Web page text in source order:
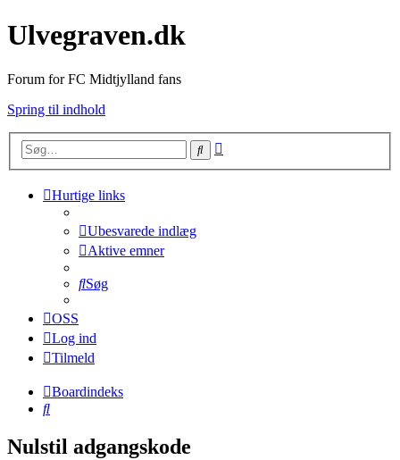
Ulvegraven.dk
Forum for FC Midtjylland fans
Spring til indhold
Søg
Hurtige links
Ubesvarede indlæg
Aktive emner
Søg
OSS
Log ind
Tilmeld
Boardindeks
Søg
Nulstil adgangskode